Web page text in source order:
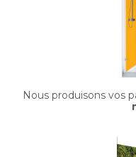
Nous produisons vos